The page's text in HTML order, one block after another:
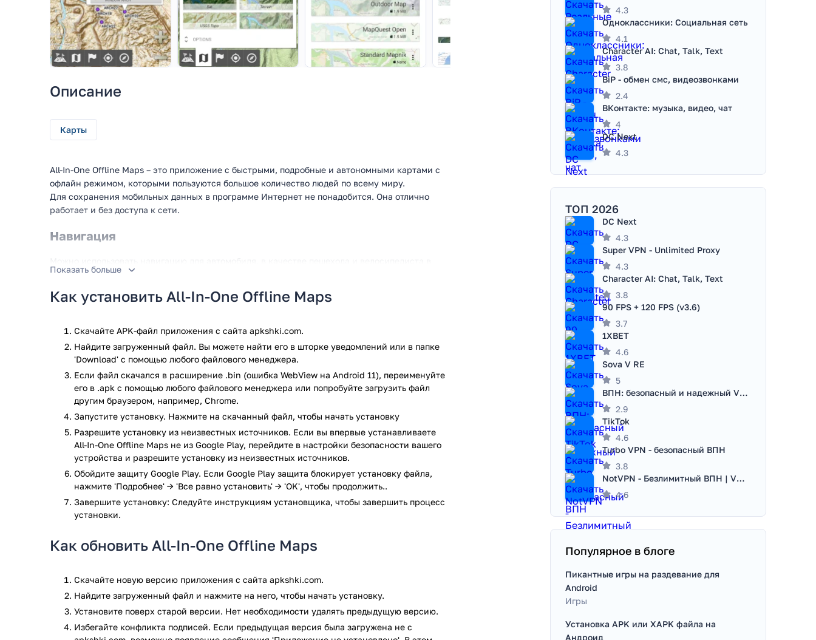
Описание
Карты
All-In-One Offline Maps – это приложение с быстрыми, подробные и автономными картами с
офлайн режимом, которыми пользуются большое количество людей по всему миру.
Для сохранения мобильных данных в программе Интернет не понадобится. Она отлично
работает и без доступа к сети.
Навигация
любой точке мира.
Путеводители
Можно отлично сэкономить время во время планирования поездок и всегда успеть посетить
интересные места с готовыми путеводителями, которые существуют в программе.
Благодаря сотрудничеству лучшими создателями туристического контента, в приложении
имеется каталог путеводителей по сотням направлений по всему миру. Любителям
городских путешествий, различных поездок на автомобиле или мероприятий на свежем
воздухе, всегда найдется отличный выбор гидов для идеального путешествия.
Программа помогает прокладывать маршруты к различным интересным известным местам,
тропам и местностям, которые отсутствуют на других картах.
Карты в приложении обновляются каждый день миллионами участников, благодаря чему
пользователь всегда будет иметь только актуальную информацию.
Быстрота и надежность
Программа предоставляет возможность поиска в автономном режиме, GPS-навигацию и
оптимизированные карты, которые помогают сэкономить достаточное количество места в
Закладки
Программа предоставляет возможность сохранять разные места и достопримечательности, а
также делиться ими с другими.
Доступность во всем мире
Показать больше
Как установить All-In-One Offline Maps
Скачайте APK-файл приложения с сайта apkshki.com.
Найдите загруженный файл. Вы можете найти его в шторке уведомлений или в папке
'Download' с помощью любого файлового менеджера.
Если файл скачался в расширение .bin (ошибка WebView на Android 11), переименуйте
его в .apk с помощью любого файлового менеджера или попробуйте загрузить файл
другим браузером, например, Chrome.
Запустите установку. Нажмите на скачанный файл, чтобы начать установку
Разрешите установку из неизвестных источников. Если вы впервые устанавливаете
All-In-One Offline Maps не из Google Play, перейдите в настройки безопасности вашего
устройства и разрешите установку из неизвестных источников.
Обойдите защиту Google Play. Если Google Play защита блокирует установку файла,
нажмите 'Подробнее' → 'Все равно установить' → 'OK', чтобы продолжить..
Завершите установку: Следуйте инструкциям установщика, чтобы завершить процесс
установки.
Как обновить All-In-One Offline Maps
Скачайте новую версию приложения с сайта apkshki.com.
Найдите загруженный файл и нажмите на него, чтобы начать установку.
Установите поверх старой версии. Нет необходимости удалять предыдущую версию.
Избегайте конфликта подписей. Если предыдущая версия была загружена не с
4.3
Одноклассники: Социальная сеть
4.1
Character AI: Chat, Talk, Text
3.8
BiP - обмен смс, видеозвонками
2.4
ВКонтакте: музыка, видео, чат
4
DC Next
4.3
ТОП 2026
DC Next
4.3
Super VPN - Unlimited Proxy
4.3
Character AI: Chat, Talk, Text
3.8
90 FPS + 120 FPS (v3.6)
3.7
1XBET
4.6
Sova V RE
5
ВПН: безопасный и надежный VPN
2.9
TikTok
4.6
Turbo VPN - безопасный ВПН
3.8
NotVPN - Безлимитный ВПН | VPN
4.6
Популярное в блоге
Пикантные игры на раздевание для
Android
Игры
Установка APK или XAPK файла на
Андроид